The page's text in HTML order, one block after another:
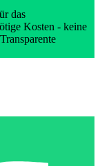
das
Kosten - keine